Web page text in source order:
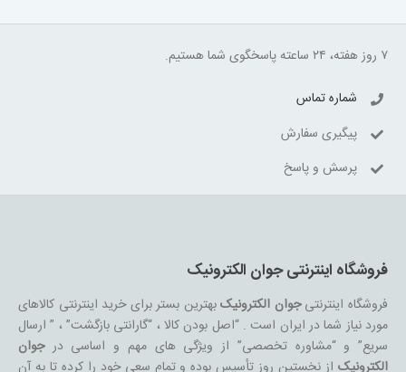
۷ روز هفته، ۲۴ ساعته پاسخگوی شما هستیم.
شماره تماس
پیگیری سفارش
پرسش و پاسخ
فروشگاه اینترنتی جوان الکترونیک
فروشگاه اینترنتیجوان الکترونیکبهترین بستر برای خرید اینترنتی کالاهای
مورد نیاز شما در ایران است . “اصل بودن کالا ، “گارانتی بازگشت” ، ” ارسال
سریع” و “مشاوره تخصصی” از ویژگی های مهم و اساسی درجوان
الکترونیکاز نخستین روز تأسیس بوده و تمام سعی خود را کرده تا به آن